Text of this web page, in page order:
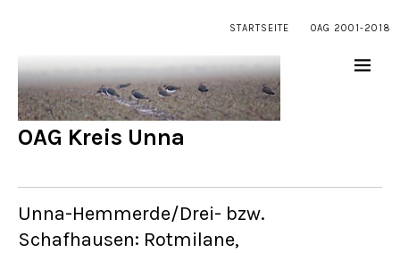
STARTSEITE OAG 2001-2018
OAG Kreis Unna
Unna-Hemmerde/Drei- bzw.
Schafhausen: Rotmilane,